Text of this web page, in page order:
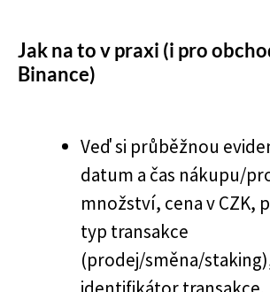
Jak na to v praxi (i pro
Binance)
Veď si průběžnou
datum a čas nákupu/
množství, cena v CZK,
typ transakce
(prodej/směna/